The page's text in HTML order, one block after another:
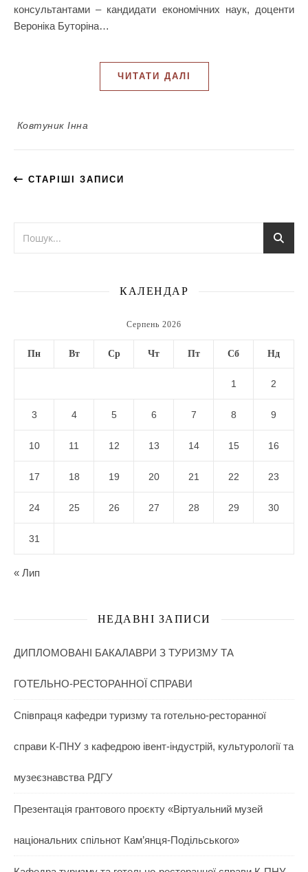
консультантами – кандидати економічних наук, доценти
Вероніка Буторіна…
ЧИТАТИ ДАЛІ
Ковтуник Інна
СТАРІШІ ЗАПИСИ
КАЛЕНДАР
Серпень 2026
Пн Вт Ср Чт Пт Сб Нд
1 2
3 4 5 6 7 8 9
10 11 12 13 14 15 16
17 18 19 20 21 22 23
24 25 26 27 28 29 30
31
« Лип
НЕДАВНІ ЗАПИСИ
ДИПЛОМОВАНІ БАКАЛАВРИ З ТУРИЗМУ ТА
ГОТЕЛЬНО-РЕСТОРАННОЇ СПРАВИ
Співпраця кафедри туризму та готельно-ресторанної
справи К-ПНУ з кафедрою івент-індустрій, культурології та
музеєзнавства РДГУ
Презентація грантового проєкту «Віртуальний музей
національних спільнот Кам’янця-Подільського»